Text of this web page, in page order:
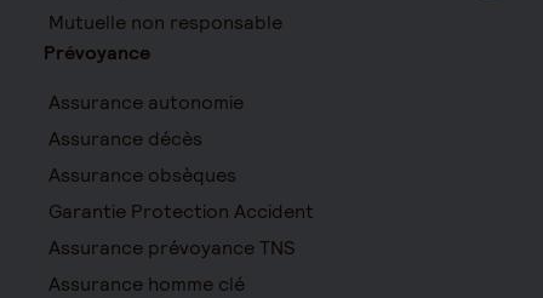
Mutuelle non responsable
Prévoyance
Assurance autonomie
Assurance décès
Assurance obsèques
Garantie Protection Accident
Assurance prévoyance TNS
Assurance homme clé